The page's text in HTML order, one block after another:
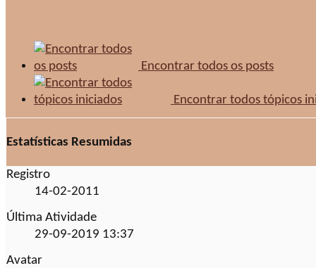
Encontrar todos os posts
Encontrar todos tópicos
Estatísticas Resumidas
Registro
14-02-2011
Última Atividade
29-09-2019 13:37
Avatar